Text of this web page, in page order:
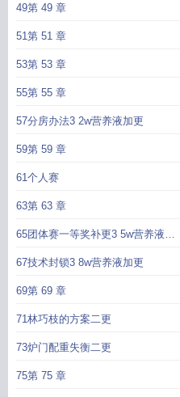
49第 49 章
51第 51 章
53第 53 章
55第 55 章
57分房办法3 2w营养液加更
59第 59 章
61个人赛
63第 63 章
65团体赛一等奖补更3 5w营养液加
更
67技术封锁3 8w营养液加更
69第 69 章
71林巧枝的方案二更
73炉门配重失衡二更
75第 75 章